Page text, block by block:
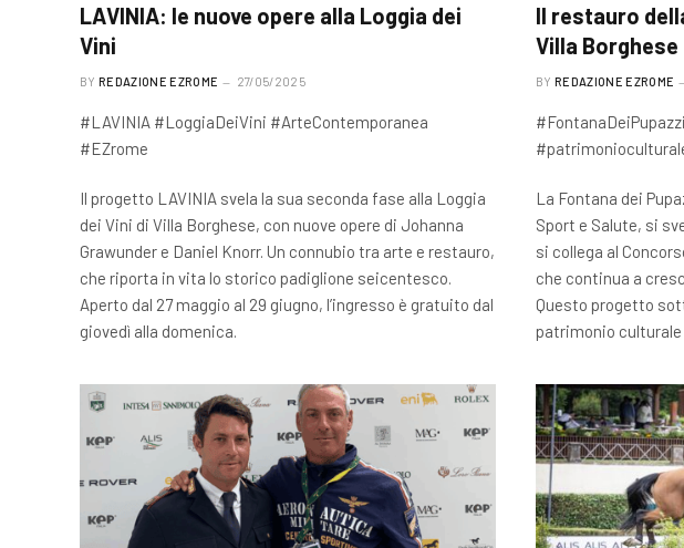
LAVINIA: le nuove opere alla Loggia dei
Vini
BY REDAZIONE EZROME 27/05/2025
#LAVINIA #LoggiaDeiVini #ArteContemporanea
#EZrome
Il progetto LAVINIA svela la sua seconda fase alla Loggia
dei Vini di Villa Borghese, con nuove opere di Johanna
Grawunder e Daniel Knorr. Un connubio tra arte e restauro,
che riporta in vita lo storico padiglione seicentesco.
Aperto dal 27 maggio al 29 giugno, l’ingresso è gratuito dal
giovedì alla domenica.
Il restauro
Villa Borghese
BY REDAZIONE EZROME
La Fontana dei
Sport e Salute, si
si collega al
che continua a
Questo progetto
patrimonio culturale